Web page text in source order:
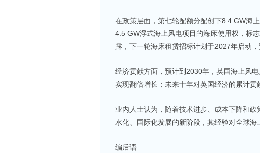
在政策层面，第七轮配额分配创下8.4 GW海
4.5 GW浮式海上风电项目的海床使用权，标
露，下一轮海床租赁招标计划于2027年启动
经济贡献方面，预计到2030年，英国海上风
实现翻倍增长；未来十年对英国经济的累计贡
业内人士认为，随着技术进步、成本下降和
水化、国际化发展的新阶段，其经验对全球海
编后语